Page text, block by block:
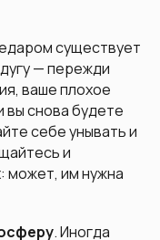
существует
— пережди
ваше плохое
вы снова будете
себе унывать и
и
может, им нужна
. Иногда